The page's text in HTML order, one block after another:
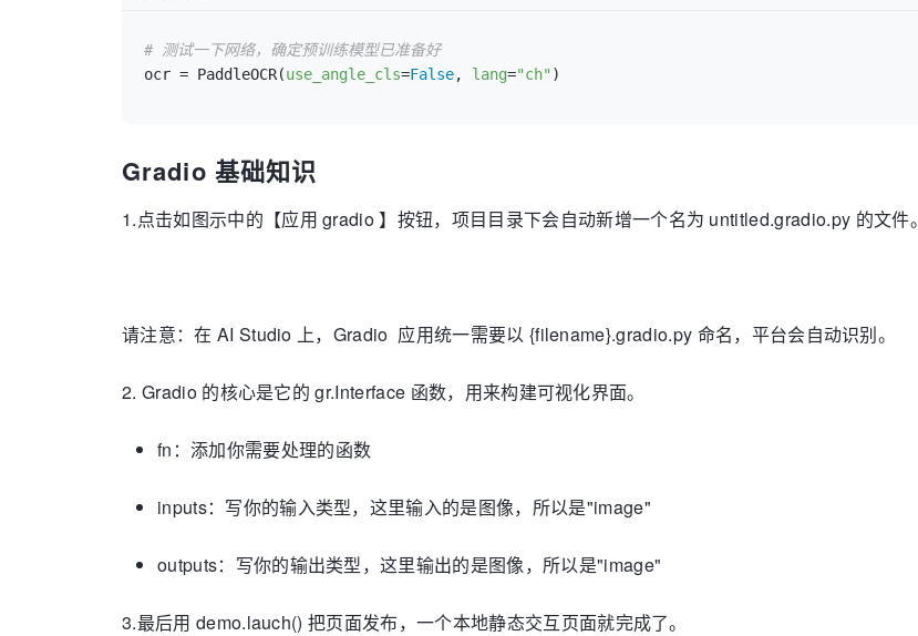
# 测试一下网络，确定预训练模型已准备好
ocr = PaddleOCR(use_angle_cls=False, lang="ch"
Gradio 基础知识
1.点击如图示中的【应用 gradio 】按钮，项目目录下会自动新增一个名为 untitled.gradio.py 的文件。
请注意：在 AI Studio 上，Gradio 应用统一需要以 {filename}.gradio.py 命名，平台会自动识别。
2. Gradio 的核心是它的 gr.Interface 函数，用来构建可视化界面。
fn：添加你需要处理的函数
inputs：写你的输入类型，这里输入的是图像，所以是"image"
outputs：写你的输出类型，这里输出的是图像，所以是"image"
3.最后用 demo.lauch() 把页面发布，一个本地静态交互页面就完成了。